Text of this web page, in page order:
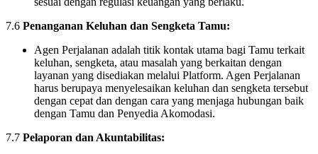
7.6 Penanganan Keluhan dan Sengketa Tamu:
Agen Perjalanan adalah titik kontak utama bagi Tamu terkait
keluhan, sengketa, atau masalah yang berkaitan dengan
layanan yang disediakan melalui Platform. Agen Perjalanan
harus berupaya menyelesaikan keluhan dan sengketa tersebut
dengan cepat dan dengan cara yang menjaga hubungan baik
dengan Tamu dan Penyedia Akomodasi.
7.7 Pelaporan dan Akuntabilitas: